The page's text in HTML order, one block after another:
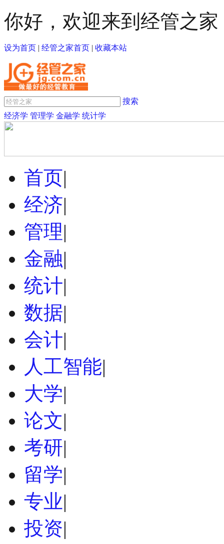
你好，欢迎来到经管之家
设为首页 | 经管之家首页 | 收藏本站
搜索
经济学 管理学 金融学 统计学
首页|
经济|
管理|
金融|
统计|
数据|
会计|
人工智能|
大学|
论文|
考研|
留学|
专业|
投资|